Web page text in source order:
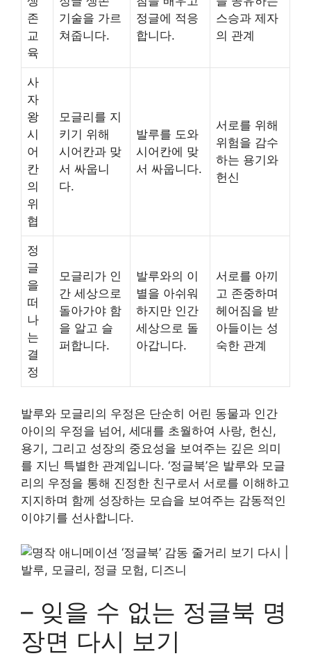
존
교
육
기술을 가르
쳐줍니다.
정글에 적응
합니다.
스승과 제자
의 관계
사
자
왕
시
어
칸
의
위
협
모글리를 지
키기 위해
시어칸과 맞
서 싸웁니
다.
발루를 도와
시어칸에 맞
서 싸웁니다.
서로를 위해
위험을 감수
하는 용기와
헌신
정
글
을
떠
나
는
결
정
모글리가 인
간 세상으로
돌아가야 함
을 알고 슬
퍼합니다.
발루와의 이
별을 아쉬워
하지만 인간
세상으로 돌
아갑니다.
서로를 아끼
고 존중하며
헤어짐을 받
아들이는 성
숙한 관계
발루와 모글리의 우정은 단순히 어린 동물과 인간
아이의 우정을 넘어, 세대를 초월하여 사랑, 헌신,
용기, 그리고 성장의 중요성을 보여주는 깊은 의미
를 지닌 특별한 관계입니다. ‘정글북’은 발루와 모글
리의 우정을 통해 진정한 친구로서 서로를 이해하고
지지하며 함께 성장하는 모습을 보여주는 감동적인
이야기를 선사합니다.
– 잊을 수 없는 정글북 명
장면 다시 보기